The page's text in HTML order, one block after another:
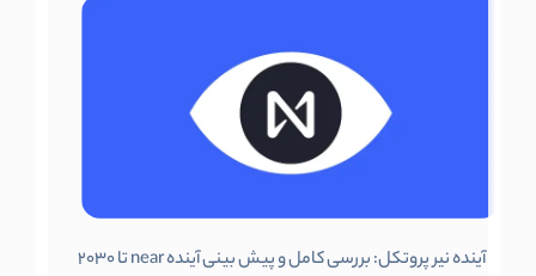
آینده نیر پروتکل: بررسی کامل و پیش بینی آینده near تا 2030